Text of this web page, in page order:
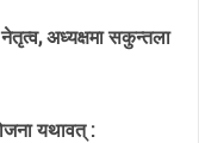
अध्यक्षमा सकुन्तला
यथावत् :